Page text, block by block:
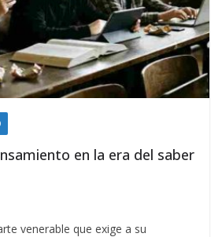
en la era del saber
venerable que exige a su